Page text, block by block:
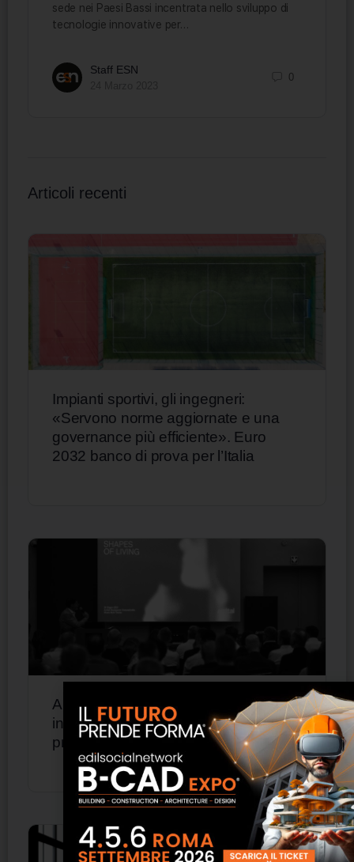
sede nei Paesi Bassi incentrata nello sviluppo di
tecnologie innovative per…
Staff ESN
0
Articoli recenti
Impianti sportivi, gli ingegneri:
«Servono norme aggiornate e una
governance più efficiente». Euro
2032 banco di prova per l’Italia
Arrital riunisce la rete italiana e
inaugura una nuova fase della
propria evoluzione